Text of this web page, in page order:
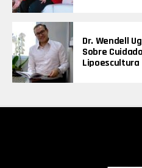
Dr. Wendell
Sobre
Lipoescultura